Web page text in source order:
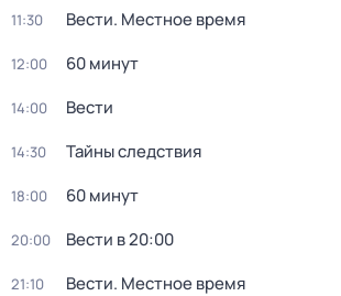
11:30 Вести. Местное время
12:00 60 минут
14:00 Вести
14:30 Тайны следствия
18:00 60 минут
20:00 Вести в 20:00
21:10 Вести. Местное время